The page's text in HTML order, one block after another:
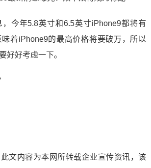
今年5.8英寸和6.5英寸iPhone9都将有
着iPhone9的最高价格将要破万，所以
好好考虑一下。
此文内容为本网所转载企业宣传资讯，该